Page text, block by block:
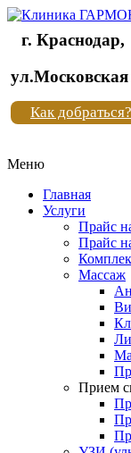
Клиника
"Новая
жизнь"
Клиника
жизнь"
г. Краснодар,
ул.Московская
Как добраться?
Меню
Главная
Услуги
Прайс
Прайс
Массаж
Прием